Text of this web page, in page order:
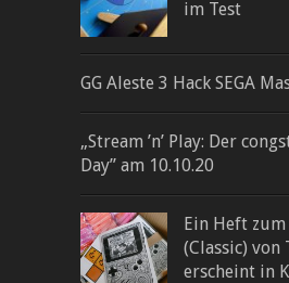
im Test
GG Aleste 3 Hack SEGA
„Stream ’n’ Play: Der
Day” am 10.10.20
Ein Heft zum
(Classic) von
erscheint in